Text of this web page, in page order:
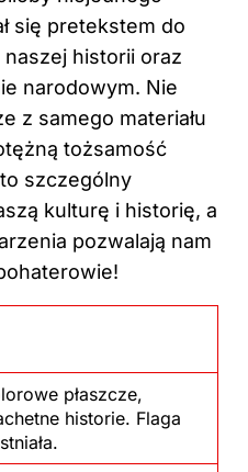
się pretekstem do
historii oraz
narodowym. Nie
z samego materiału
tożsamość
szczególny
kulturę i historię, a
pozwalają nam
płaszcze,
historie. Flaga